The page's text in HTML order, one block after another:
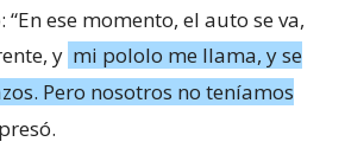
ese momento, el auto se va,
y mi pololo me llama, y se
Pero nosotros no teníamos